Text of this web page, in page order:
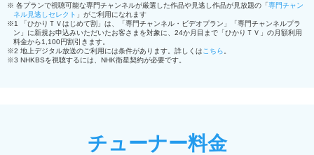
※ 各プランで視聴可能な専門チャンネルが厳選した作品や見逃し作品が見放題の「専門チャン
ネル見逃しセレクト 」がご利用になれます
※1 「ひかりＴＶはじめて割」は、「専門チャンネル・ビデオプラン」「専門チャンネルプラ
ン」に新規お申込みいただいたお客さまを対象に、24か月目まで「ひかりＴＶ」の月額利用
料金から1,100円割引きます。
※2 地上デジタル放送のご利用には条件があります。詳しくは こちら
※3 NHKBSを視聴するには、NHK衛星契約が必要です。
チューナー料金